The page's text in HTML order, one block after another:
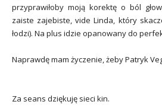
przyprawiłoby moją korektę o ból
zaiste zajebiste, vide Linda, który
łodzi). Na plus idzie opanowany do
Naprawdę mam życzenie, żeby Patryk
Za seans dziękuję sieci kin.